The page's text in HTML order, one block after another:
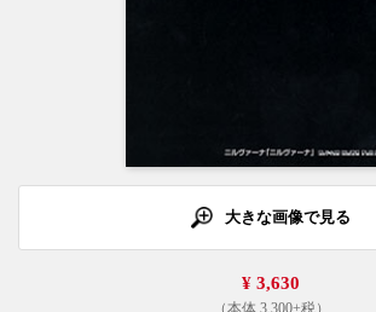
大きな画像で見る
¥ 3,630
（本体 3,300+税）